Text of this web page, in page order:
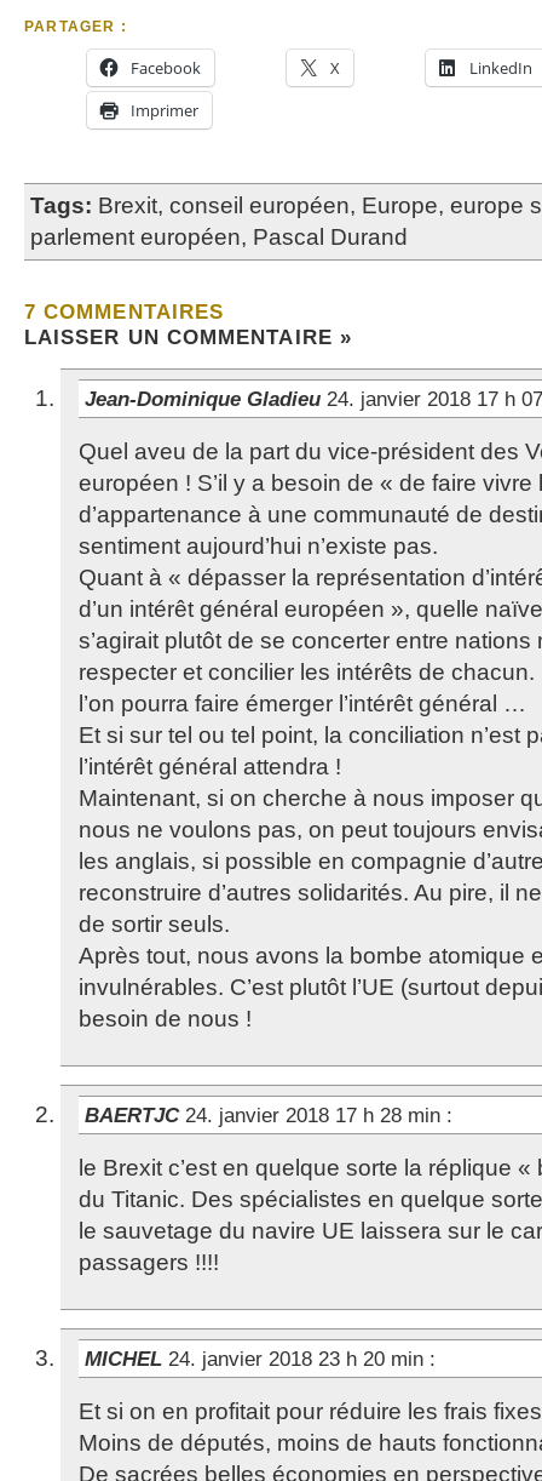
PARTAGER :
Facebook X
LinkedIn
Imprimer
Tags: Brexit, conseil européen, Europe, europe
parlement européen, Pascal Durand
7 COMMENTAIRES
LAISSER UN COMMENTAIRE »
Jean-Dominique Gladieu 24. janvier 2018 17 h
Quel aveu de la part du vice-président des
européen ! S’il y a besoin de « de faire vivre
d’appartenance à une communauté de
sentiment aujourd’hui n’existe pas.
Quant à « dépasser la représentation
d’un intérêt général européen », quelle
s’agirait plutôt de se concerter entre nations
respecter et concilier les intérêts de chacun.
l’on pourra faire émerger l’intérêt général …
Et si sur tel ou tel point, la conciliation n’est
l’intérêt général attendra !
Maintenant, si on cherche à nous imposer
nous ne voulons pas, on peut toujours
les anglais, si possible en compagnie
reconstruire d’autres solidarités. Au pire, il
de sortir seuls.
Après tout, nous avons la bombe atomique
invulnérables. C’est plutôt l’UE (surtout
besoin de nous !
BAERTJC 24. janvier 2018 17 h 28 min :
le Brexit c’est en quelque sorte la réplique
du Titanic. Des spécialistes en quelque
le sauvetage du navire UE laissera sur le
passagers !!!!
MICHEL 24. janvier 2018 23 h 20 min :
Et si on en profitait pour réduire les frais
Moins de députés, moins de hauts
De sacrées belles économies en